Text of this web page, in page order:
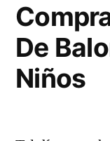
De
Niños